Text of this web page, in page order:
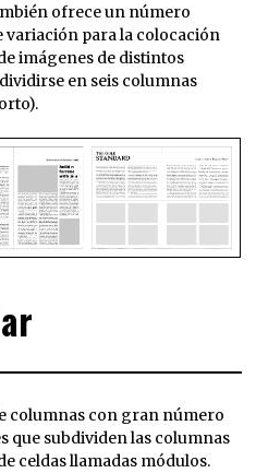
ofrece un número
variación para la colocación
imágenes de distintos
en seis columnas
columnas con gran número
que subdividen las columnas
celdas llamadas módulos.